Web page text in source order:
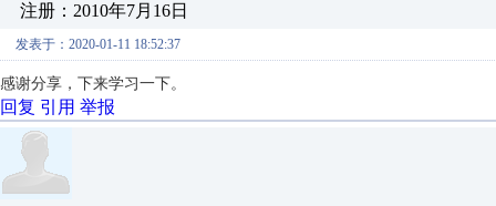
注册：2010年7月16日
发表于：2020-01-11 18:52:37
感谢分享，下来学习一下。
回复 引用 举报